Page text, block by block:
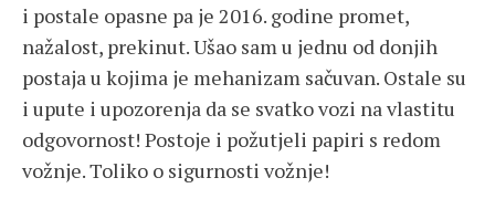
i postale opasne pa je 2016. godine promet,
nažalost, prekinut. Ušao sam u jednu od donjih
postaja u kojima je mehanizam sačuvan. Ostale su
i upute i upozorenja da se svatko vozi na vlastitu
odgovornost! Postoje i požutjeli papiri s redom
vožnje. Toliko o sigurnosti vožnje!